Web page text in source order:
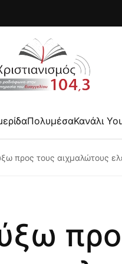
ΠολυμέσαΚανάλι
προς τους αιχμαλώτους